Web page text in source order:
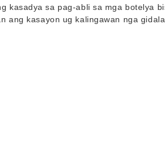
kasadya sa pag-abli sa mga botelya
ang kasayon ​​​​ug kalingawan nga